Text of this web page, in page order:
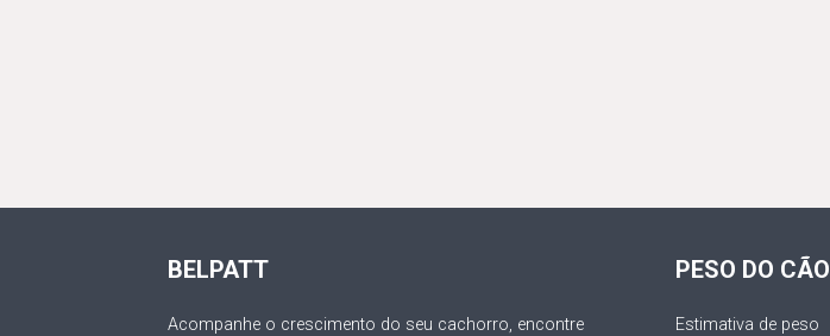
BELPATT
Acompanhe o crescimento do seu cachorro, encontre
PESO DO CÃO
Estimativa de peso